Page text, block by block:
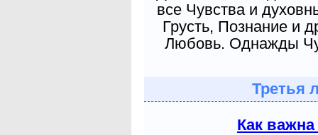
все Чувства и
Грусть, Познание и
Любовь. Однажды
Третья
Как